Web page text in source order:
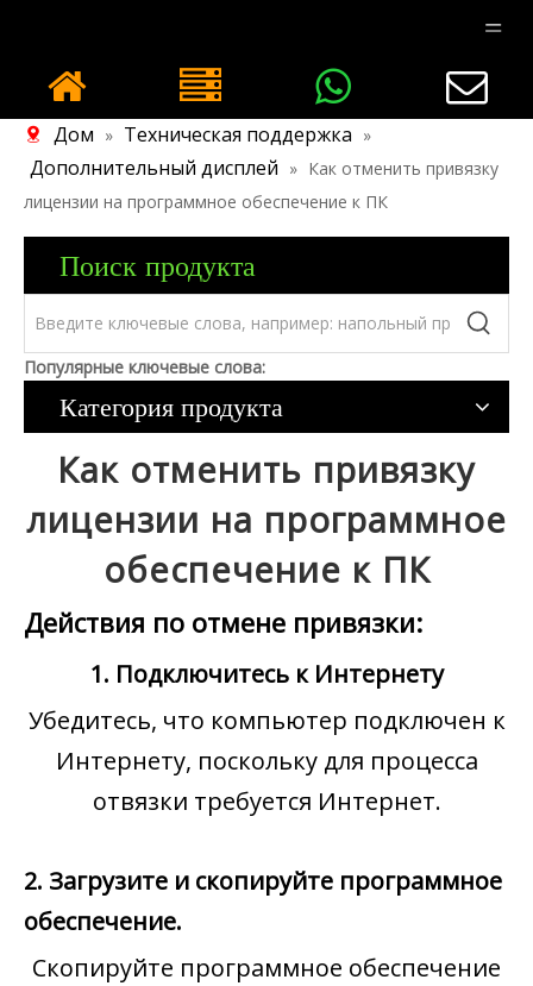
Дом » Техническая поддержка »
Дополнительный дисплей » Как отменить привязку
лицензии на программное обеспечение к ПК
Поиск продукта
Популярные ключевые слова:
Категория продукта
Как отменить привязку
лицензии на программное
обеспечение к ПК
Действия по отмене привязки:
1. Подключитесь к Интернету
Убедитесь, что компьютер подключен к
Интернету, поскольку для процесса
отвязки требуется Интернет.
2. Загрузите и скопируйте программное
обеспечение.
Скопируйте программное обеспечение